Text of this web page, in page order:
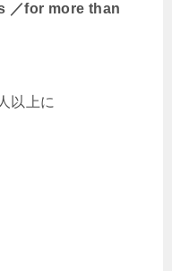
／for more than
以上に